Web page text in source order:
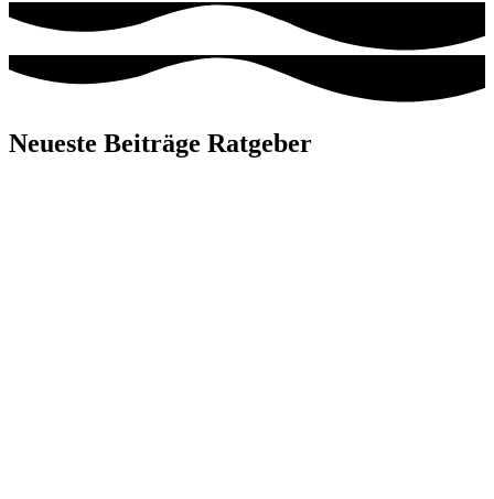
Neueste Beiträge Ratgeber